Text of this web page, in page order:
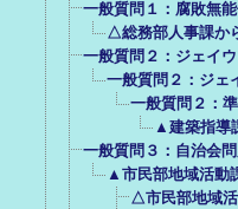
一般質問１：腐敗無
△総務部人事課か
一般質問２：ジェイ
一般質問２：ジェ
一般質問２：
▲建築指導
一般質問３：自治会
▲市民部地域活動
△市民部地域